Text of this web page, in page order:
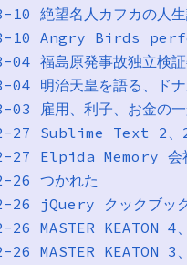
絶望名人カフカの人
10 Angry Birds
福島原発事故独立検証
明治天皇を語る、ドナ
雇用、利子、お金の
27 Sublime Text 2、
27 Elpida Memory 会
26 つかれた
26 jQuery クックブッ
MASTER KEATON 4
MASTER KEATON 3